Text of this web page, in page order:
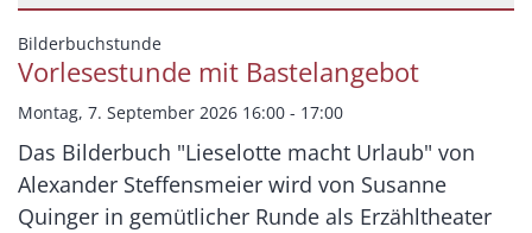
Datum: 7. September 2026
Bilderbuchstunde:
Vorlesestunde mit Bastelangebot
Montag, 7. September 2026 16:00 - 17:00
Das Bilderbuch "Lieselotte macht Urlaub" von
Alexander Steffensmeier wird von Susanne
Quinger in gemütlicher Runde als Erzähltheater